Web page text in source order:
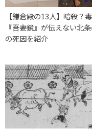
【鎌倉殿の13人】暗殺？
『吾妻鏡』が伝えない北
の死因を紹介